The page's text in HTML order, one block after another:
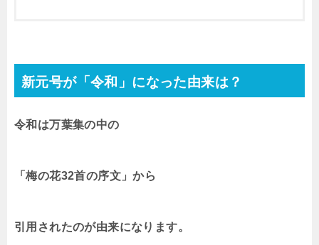
新元号が「令和」になった由来は？
令和は万葉集の中の
「梅の花32首の序文」から
引用されたのが由来になります。